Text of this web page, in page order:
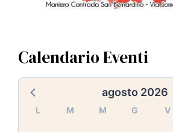
Calendario Eventi
agosto 2026
L M M G V